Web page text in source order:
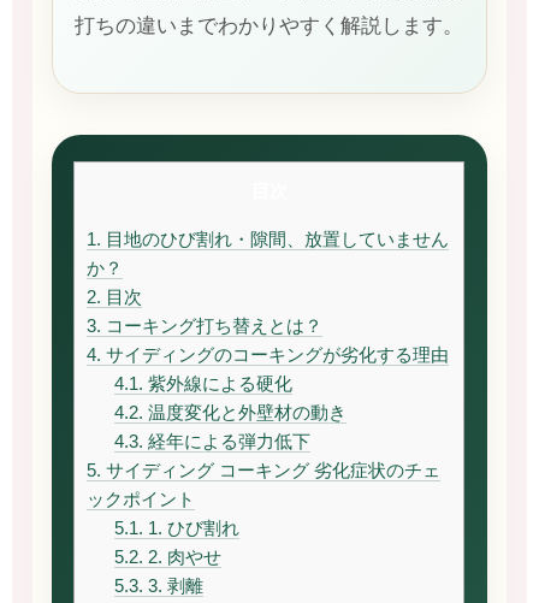
打ちの違いまでわかりやすく解説します。
1. 目地のひび割れ・隙間、放置していません
か？
2. 目次
3. コーキング打ち替えとは？
4. サイディングのコーキングが劣化する理由
4.1. 紫外線による硬化
4.2. 温度変化と外壁材の動き
4.3. 経年による弾力低下
5. サイディング コーキング 劣化症状のチェ
ックポイント
5.1. 1. ひび割れ
5.2. 2. 肉やせ
5.3. 3. 剥離